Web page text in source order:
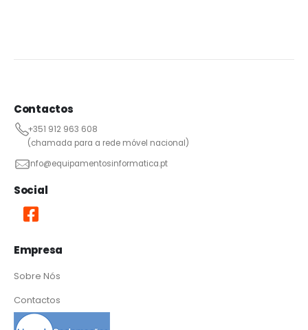
Contactos
+351 912 963 608
(chamada para a rede móvel nacional)
info@equipamentosinformatica.pt
Social
Empresa
Sobre Nós
Contactos